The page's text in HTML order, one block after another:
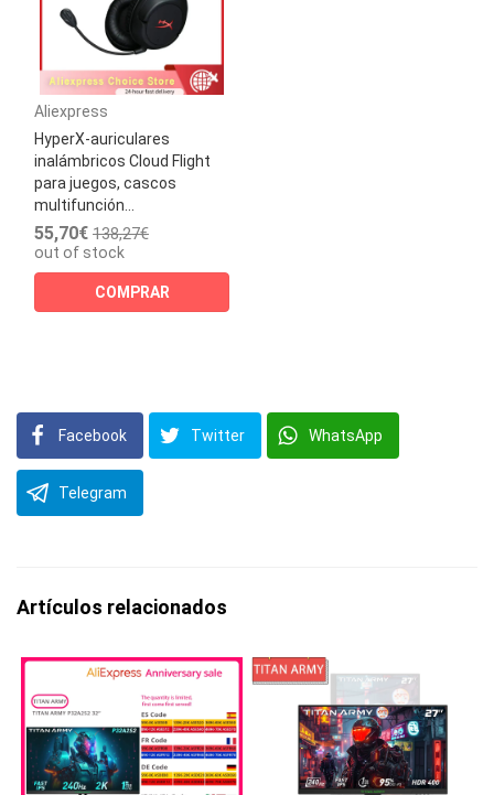
Aliexpress
HyperX-auriculares
inalámbricos Cloud Flight
para juegos, cascos
multifunción...
55,70€ 138,27€
out of stock
COMPRAR
Facebook Twitter WhatsApp
Telegram
Artículos relacionados